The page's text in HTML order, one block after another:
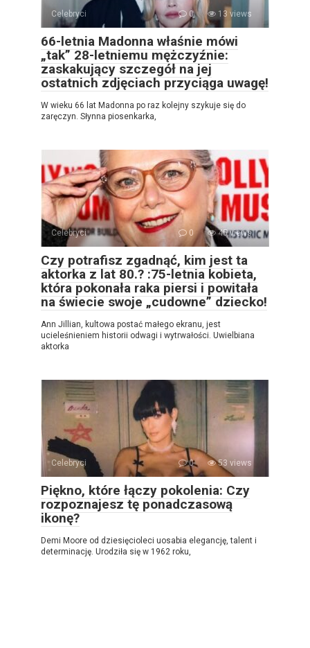
Celebryci 0 13 views
66-letnia Madonna właśnie mówi
„tak” 28-letniemu mężczyźnie:
zaskakujący szczegół na jej
ostatnich zdjęciach przyciąga uwagę!
W wieku 66 lat Madonna po raz kolejny szykuje się do
zaręczyn. Słynna piosenkarka,
Celebryci 0 45 views
Czy potrafisz zgadnąć, kim jest ta
aktorka z lat 80.? :75-letnia kobieta,
która pokonała raka piersi i powitała
na świecie swoje „cudowne” dziecko!
Ann Jillian, kultowa postać małego ekranu, jest
ucieleśnieniem historii odwagi i wytrwałości. Uwielbiana
aktorka
Celebryci 0 53 views
Piękno, które łączy pokolenia: Czy
rozpoznajesz tę ponadczasową
ikonę?
Demi Moore od dziesięcioleci uosabia elegancję, talent i
determinację. Urodziła się w 1962 roku,